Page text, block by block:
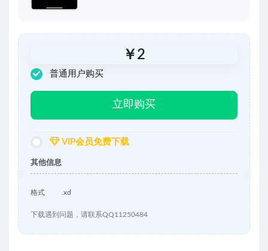
￥ 2
普通用户购买
立即购买
VIP会员免费下载
其他信息
格式 .xd
下载遇到问题，请联系QQ11250484